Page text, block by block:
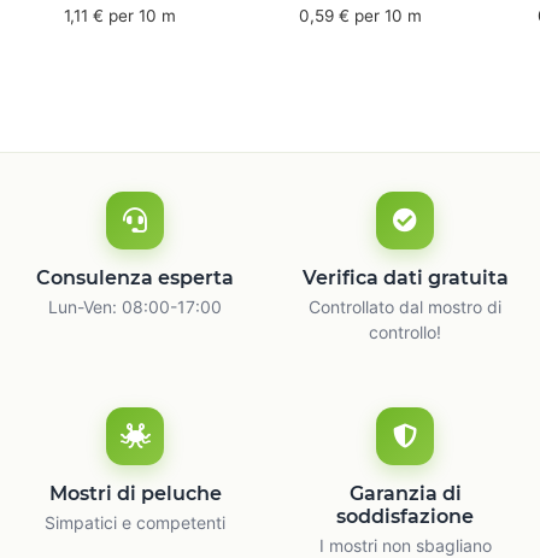
mm x 50 m - caucciù
1,11 € per 10 m
66 m
0,59 € per 10 m
Consulenza esperta
Lun-Ven: 08:00-17:00
Verifica dati gratuita
Controllato dal mostro di
controllo!
Mostri di peluche
Simpatici e competenti
Garanzia di
soddisfazione
I mostri non sbagliano